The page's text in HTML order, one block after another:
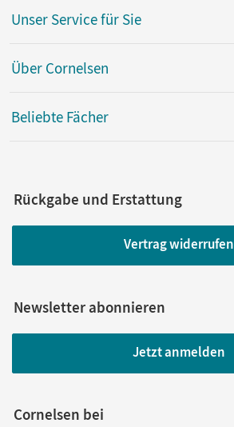
Unser Service für Sie
Über Cornelsen
Beliebte Fächer
Rückgabe und Erstattung
Vertrag widerrufen
Newsletter abonnieren
Jetzt anmelden
Cornelsen bei